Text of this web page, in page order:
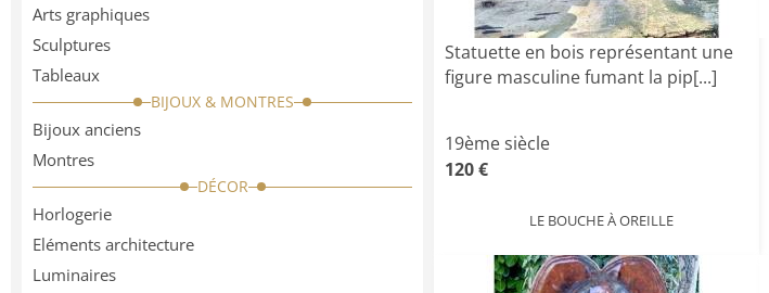
Arts graphiques
Sculptures
Tableaux
BIJOUX & MONTRES
Bijoux anciens
Montres
DÉCOR
Horlogerie
Eléments architecture
Luminaires
Statuette en bois représentant une
figure masculine fumant la pip[...]
19ème siècle
120 €
LE BOUCHE À OREILLE